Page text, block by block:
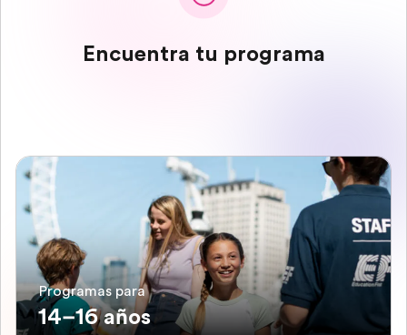
Encuentra tu programa
Programas para
14–16 años